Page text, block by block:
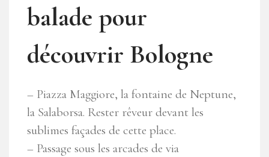
balade pour
découvrir Bologne
– Piazza Maggiore, la fontaine de Neptune,
la Salaborsa. Rester rêveur devant les
sublimes façades de cette place.
– Passage sous les arcades de via